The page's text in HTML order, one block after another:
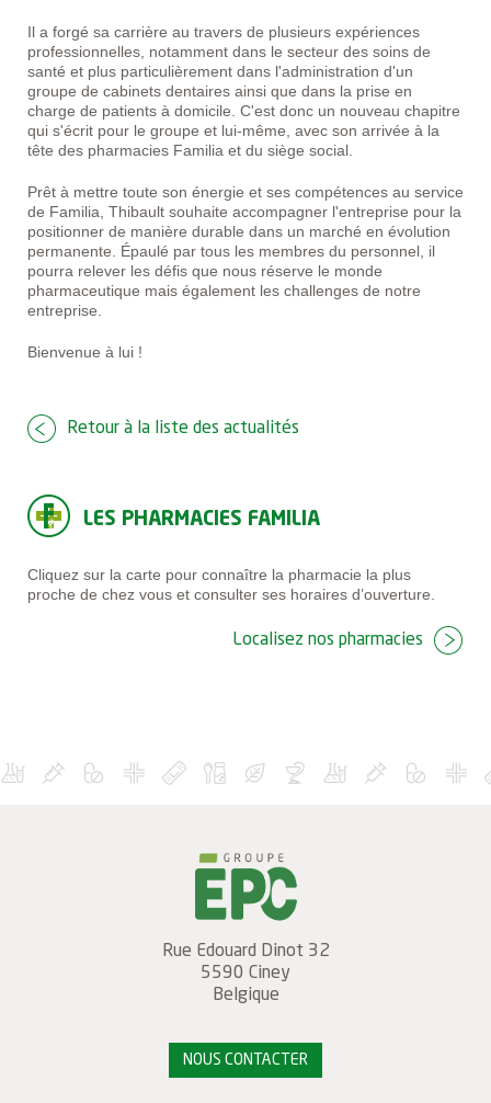
Il a forgé sa carrière au travers de plusieurs expériences
professionnelles, notamment dans le secteur des soins de
santé et plus particulièrement dans l'administration d'un
groupe de cabinets dentaires ainsi que dans la prise en
charge de patients à domicile. C'est donc un nouveau chapitre
qui s'écrit pour le groupe et lui-même, avec son arrivée à la
tête des pharmacies Familia et du siège social.
Prêt à mettre toute son énergie et ses compétences au service
de Familia, Thibault souhaite accompagner l'entreprise pour la
positionner de manière durable dans un marché en évolution
permanente. Épaulé par tous les membres du personnel, il
pourra relever les défis que nous réserve le monde
pharmaceutique mais également les challenges de notre
entreprise.
Bienvenue à lui !
Retour à la liste des actualités
LES PHARMACIES FAMILIA
Cliquez sur la carte pour connaître la pharmacie la plus
proche de chez vous et consulter ses horaires d’ouverture.
Localisez nos pharmacies
Rue Edouard Dinot 32
5590 Ciney
Belgique
NOUS CONTACTER